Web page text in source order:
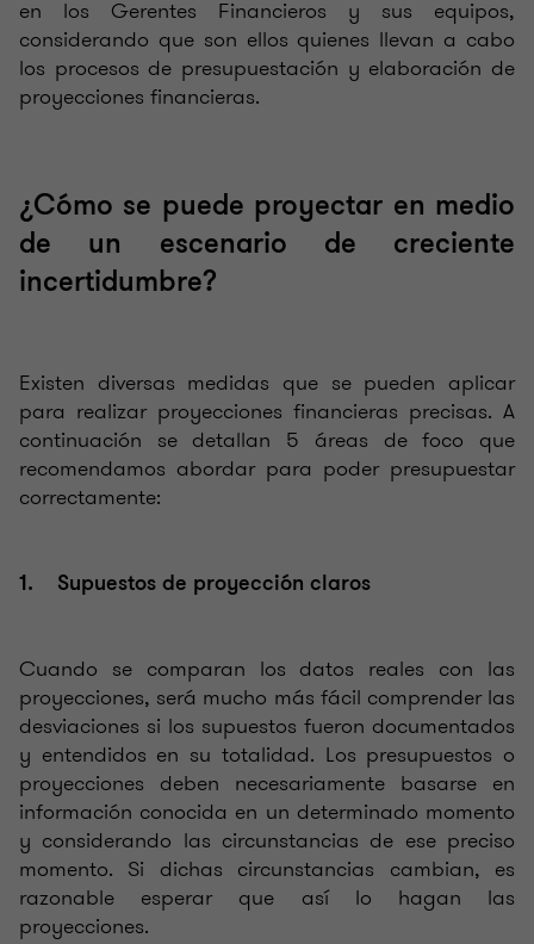
en los Gerentes Financieros y sus equipos,
considerando que son ellos quienes llevan a cabo
los procesos de presupuestación y elaboración de
proyecciones financieras.
¿Cómo se puede proyectar en medio
de un escenario de creciente
incertidumbre?
Existen diversas medidas que se pueden aplicar
para realizar proyecciones financieras precisas. A
continuación se detallan 5 áreas de foco que
recomendamos abordar para poder presupuestar
correctamente:
1. Supuestos de proyección claros
Cuando se comparan los datos reales con las
proyecciones, será mucho más fácil comprender las
desviaciones si los supuestos fueron documentados
y entendidos en su totalidad. Los presupuestos o
proyecciones deben necesariamente basarse en
información conocida en un determinado momento
y considerando las circunstancias de ese preciso
momento. Si dichas circunstancias cambian, es
razonable esperar que así lo hagan las
proyecciones.